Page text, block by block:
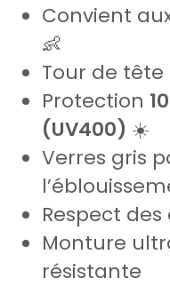
Convient
👶
Tour de tête
Protection
(UV400) ☀️
Verres gris
Respect
Monture
résistante